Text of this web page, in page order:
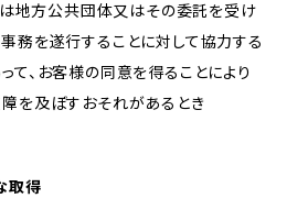
は地方公共団体又はその委託を受け
務を遂行することに対して協力する
て、お客様の同意を得ることにより
を及ぼすおそれがあるとき
取得